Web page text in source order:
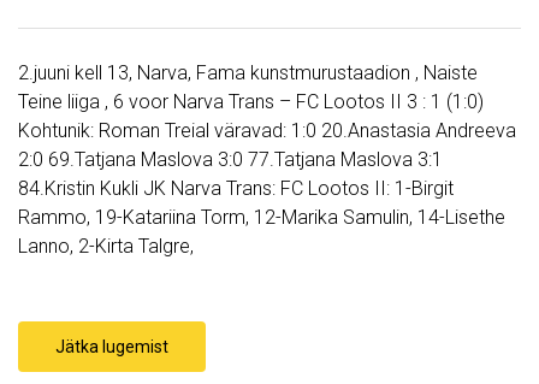
2.juuni kell 13, Narva, Fama kunstmurustaadion , Naiste
Teine liiga , 6 voor Narva Trans – FC Lootos II 3 : 1 (1:0)
Kohtunik: Roman Treial väravad: 1:0 20.Anastasia Andreeva
2:0 69.Tatjana Maslova 3:0 77.Tatjana Maslova 3:1
84.Kristin Kukli JK Narva Trans: FC Lootos II: 1-Birgit
Rammo, 19-Katariina Torm, 12-Marika Samulin, 14-Lisethe
Lanno, 2-Kirta Talgre,
Jätka lugemist